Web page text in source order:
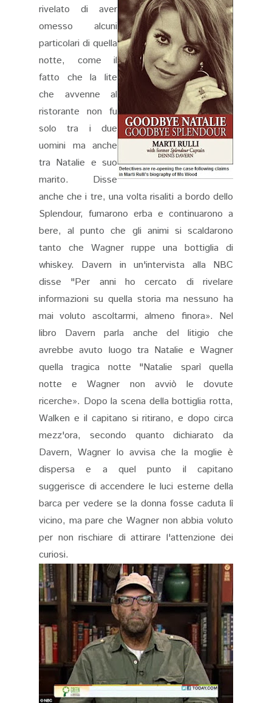
rivelato di aver
omesso alcuni
particolari di quella
notte, come il
fatto che la lite
che avvenne al
ristorante non fu
solo tra i due
uomini ma anche
tra Natalie e suo
marito. Disse
anche che i tre, una volta risaliti a bordo dello
Splendour, fumarono erba e continuarono a
bere, al punto che gli animi si scaldarono
tanto che Wagner ruppe una bottiglia di
whiskey. Davern in un'intervista alla NBC
disse "Per anni ho cercato di rivelare
informazioni su quella storia ma nessuno ha
mai voluto ascoltarmi, almeno finora». Nel
libro Davern parla anche del litigio che
avrebbe avuto luogo tra Natalie e Wagner
quella tragica notte "Natalie sparì quella
notte e Wagner non avviò le dovute
ricerche». Dopo la scena della bottiglia rotta,
Walken e il capitano si ritirano, e dopo circa
mezz'ora, secondo quanto dichiarato da
Davern, Wagner lo avvisa che la moglie è
dispersa e a quel punto il capitano
suggerisce di accendere le luci esterne della
barca per vedere se la donna fosse caduta lì
vicino, ma pare che Wagner non abbia voluto
per non rischiare di attirare l'attenzione dei
curiosi.